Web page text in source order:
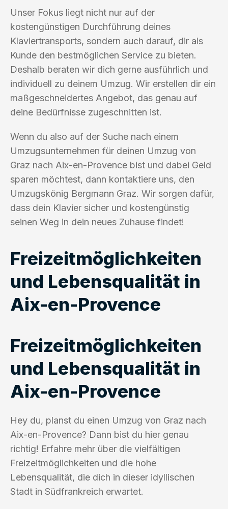
Unser Fokus liegt nicht nur auf der
kostengünstigen Durchführung deines
Klaviertransports, sondern auch darauf, dir als
Kunde den bestmöglichen Service zu bieten.
Deshalb beraten wir dich gerne ausführlich und
individuell zu deinem Umzug. Wir erstellen dir ein
maßgeschneidertes Angebot, das genau auf
deine Bedürfnisse zugeschnitten ist.
Wenn du also auf der Suche nach einem
Umzugsunternehmen für deinen Umzug von
Graz nach Aix-en-Provence bist und dabei Geld
sparen möchtest, dann kontaktiere uns, den
Umzugskönig Bergmann Graz. Wir sorgen dafür,
dass dein Klavier sicher und kostengünstig
seinen Weg in dein neues Zuhause findet!
Freizeitmöglichkeiten
und Lebensqualität in
Aix-en-Provence
Freizeitmöglichkeiten
und Lebensqualität in
Aix-en-Provence
Hey du, planst du einen Umzug von Graz nach
Aix-en-Provence? Dann bist du hier genau
richtig! Erfahre mehr über die vielfältigen
Freizeitmöglichkeiten und die hohe
Lebensqualität, die dich in dieser idyllischen
Stadt in Südfrankreich erwartet.